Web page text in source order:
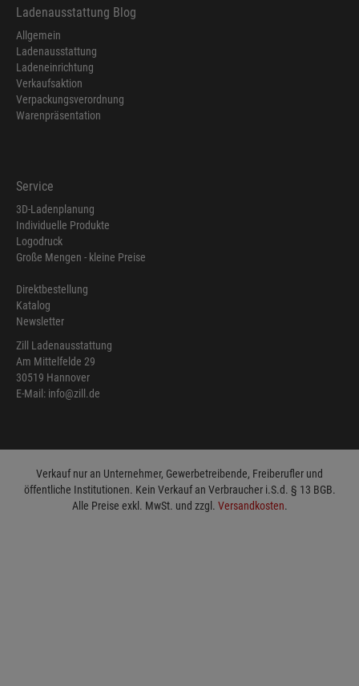
Ladenausstattung Blog
Allgemein
Ladenausstattung
Ladeneinrichtung
Verkaufsaktion
Verpackungsverordnung
Warenpräsentation
Service
3D-Ladenplanung
Individuelle Produkte
Logodruck
Große Mengen - kleine Preise
Direktbestellung
Katalog
Newsletter
Zill Ladenausstattung
Am Mittelfelde 29
30519 Hannover
E-Mail: info@zill.de
Verkauf nur an Unternehmer, Gewerbetreibende, Freiberufler und
öffentliche Institutionen. Kein Verkauf an Verbraucher i.S.d. § 13 BGB.
Alle Preise exkl. MwSt. und zzgl. Versandkosten.